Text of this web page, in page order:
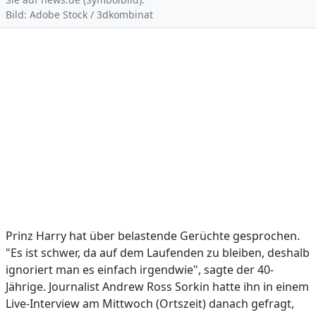
Bild: Adobe Stock / 3dkombinat
Prinz Harry hat über belastende Gerüchte gesprochen.
"Es ist schwer, da auf dem Laufenden zu bleiben, deshalb
ignoriert man es einfach irgendwie", sagte der 40-
Jährige. Journalist Andrew Ross Sorkin hatte ihn in einem
Live-Interview am Mittwoch (Ortszeit) danach gefragt,